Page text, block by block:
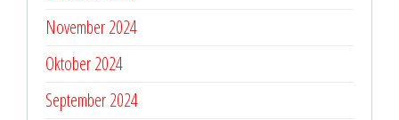
November 2024
Oktober 2024
September 2024